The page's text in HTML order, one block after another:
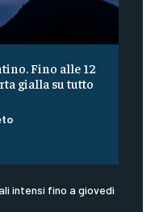
Fino alle 12
gialla su tutto
intensi fino a giovedì